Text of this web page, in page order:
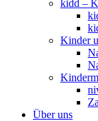
kidd –
Kinder
Über uns